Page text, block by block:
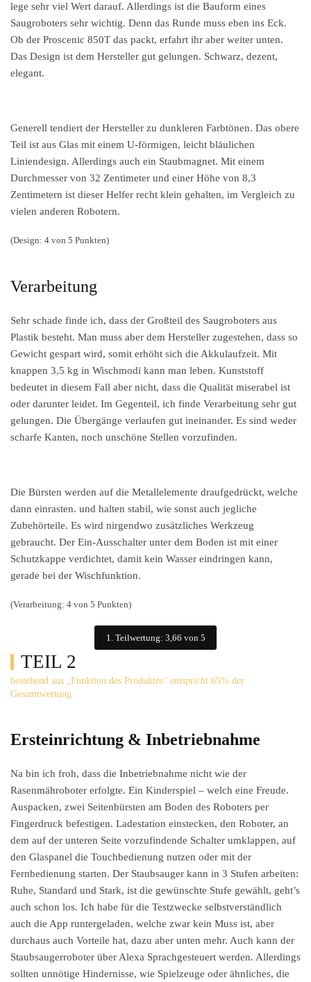
lege sehr viel Wert darauf. Allerdings ist die Bauform eines
Saugroboters sehr wichtig. Denn das Runde muss eben ins Eck.
Ob der Proscenic 850T das packt, erfahrt ihr aber weiter unten.
Das Design ist dem Hersteller gut gelungen. Schwarz, dezent,
elegant.
Generell tendiert der Hersteller zu dunkleren Farbtönen. Das obere
Teil ist aus Glas mit einem U-förmigen, leicht bläulichen
Liniendesign. Allerdings auch ein Staubmagnet. Mit einem
Durchmesser von 32 Zentimeter und einer Höhe von 8,3
Zentimetern ist dieser Helfer recht klein gehalten, im Vergleich zu
vielen anderen Robotern.
(Design: 4 von 5 Punkten)
Verarbeitung
Sehr schade finde ich, dass der Großteil des Saugroboters aus
Plastik besteht. Man muss aber dem Hersteller zugestehen, dass so
Gewicht gespart wird, somit erhöht sich die Akkulaufzeit. Mit
knappen 3,5 kg in Wischmodi kann man leben. Kunststoff
bedeutet in diesem Fall aber nicht, dass die Qualität miserabel ist
oder darunter leidet. Im Gegenteil, ich finde Verarbeitung sehr gut
gelungen. Die Übergänge verlaufen gut ineinander. Es sind weder
scharfe Kanten, noch unschöne Stellen vorzufinden.
Die Bürsten werden auf die Metallelemente draufgedrückt, welche
dann einrasten. und halten stabil, wie sonst auch jegliche
Zubehörteile. Es wird nirgendwo zusätzliches Werkzeug
gebraucht. Der Ein-Ausschalter unter dem Boden ist mit einer
Schutzkappe verdichtet, damit kein Wasser eindringen kann,
gerade bei der Wischfunktion.
(Verarbeitung: 4 von 5 Punkten)
1. Teilwertung: 3,66 von 5
TEIL 2
bestehend aus „Funktion des Produktes“ entspricht 65% der
Gesamtwertung
Ersteinrichtung & Inbetriebnahme
Na bin ich froh, dass die Inbetriebnahme nicht wie der
Rasenmähroboter erfolgte. Ein Kinderspiel – welch eine Freude.
Auspacken, zwei Seitenbürsten am Boden des Roboters per
Fingerdruck befestigen. Ladestation einstecken, den Roboter, an
dem auf der unteren Seite vorzufindende Schalter umklappen, auf
den Glaspanel die Touchbedienung nutzen oder mit der
Fernbedienung starten. Der Staubsauger kann in 3 Stufen arbeiten:
Ruhe, Standard und Stark, ist die gewünschte Stufe gewählt, geht’s
auch schon los. Ich habe für die Testzwecke selbstverständlich
auch die App runtergeladen, welche zwar kein Muss ist, aber
durchaus auch Vorteile hat, dazu aber unten mehr. Auch kann der
Staubsaugerroboter über Alexa Sprachgesteuert werden. Allerdings
sollten unnötige Hindernisse, wie Spielzeuge oder ähnliches, die